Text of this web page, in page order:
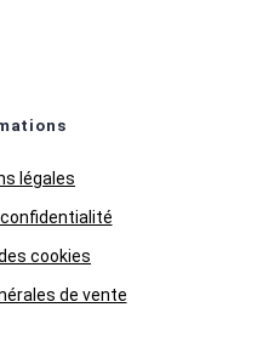
légales
cookies
de vente